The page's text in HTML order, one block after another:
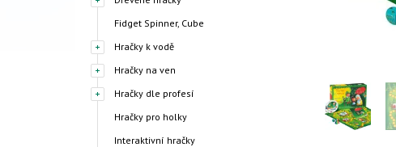
Fidget Spinner, Cube
Hračky k vodě
Hračky na ven
Hračky dle profesí
Hračky pro holky
Interaktivní hračky